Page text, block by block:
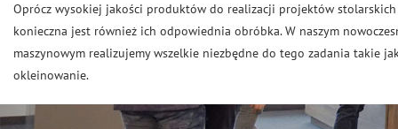
Oprócz wysokiej jakości produktów do realizacji projektów
konieczna jest również ich odpowiednia obróbka. W naszym
maszynowym realizujemy wszelkie niezbędne do tego zadania takie
okleinowanie.